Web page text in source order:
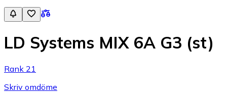
LD Systems MIX 6A G3 (st)
Rank 21
Skriv omdöme